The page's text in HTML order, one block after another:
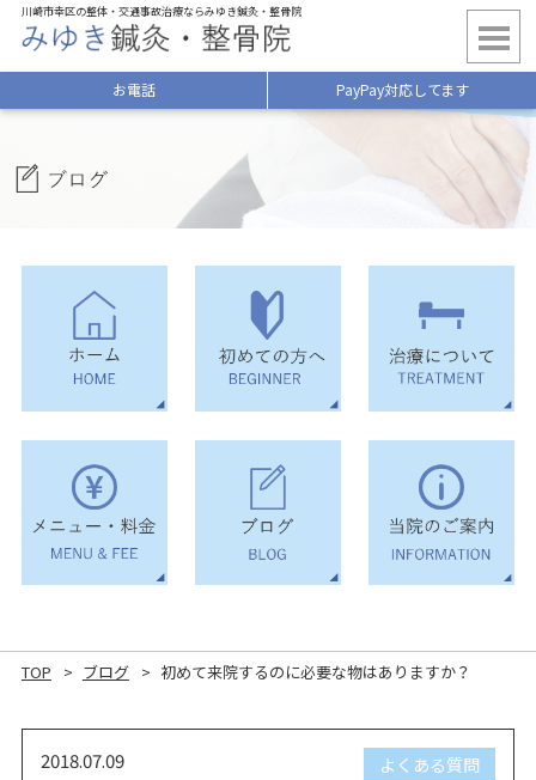
川崎市幸区の整体・交通事故治療ならみゆき鍼灸・整骨院
お電話 PayPay対応してます
TOP ブログ 初めて来院するのに必要な物はありますか？
よくある質問
2018.07.09